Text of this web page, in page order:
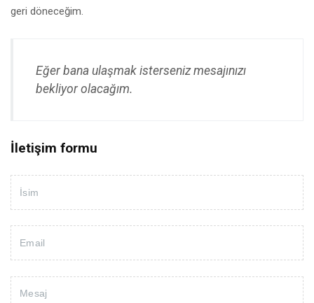
geri döneceğim.
Eğer bana ulaşmak isterseniz mesajınızı
bekliyor olacağım.
İletişim formu